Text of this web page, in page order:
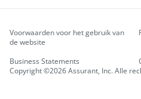
Copyright ©2026 Assurant, Inc. Alle
Voorwaarden voor het gebruik van
de website
Business Statements